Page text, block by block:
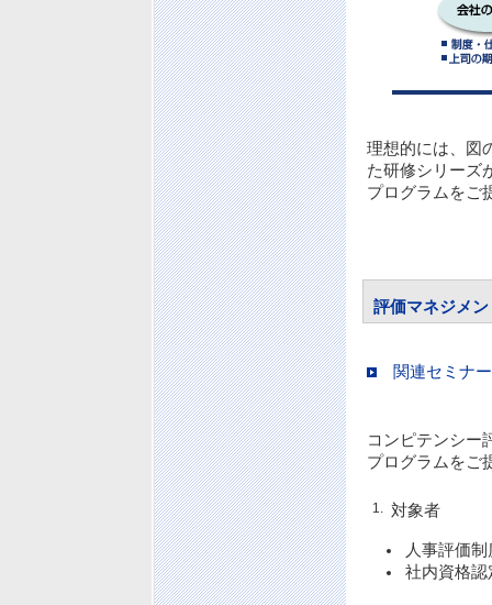
理想的には、図
た研修シリーズ
プログラムをご
評価マネジメ
関連セミナ
コンピテンシー
プログラムをご
1. 対象者
人事評価
社内資格